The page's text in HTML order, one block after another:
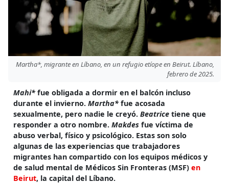
Martha*, migrante en Líbano, en un refugio etíope en Beirut. Líbano,
febrero de 2025.
Mahi* fue obligada a dormir en el balcón incluso
durante el invierno. Martha* fue acosada
sexualmente, pero nadie le creyó. Beatrice tiene que
responder a otro nombre. Makdes fue víctima de
abuso verbal, físico y psicológico. Estas son solo
algunas de las experiencias que trabajadores
migrantes han compartido con los equipos médicos y
de salud mental de Médicos Sin Fronteras (MSF) en
Beirut, la capital del Líbano.